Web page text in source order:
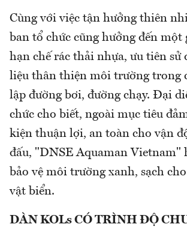
Cùng với việc tận hưởng thiên
ban tổ chức cũng hưởng đến một
hạn chế rác thải nhựa, ưu tiên sử
liệu thân thiện môi trường trong
lập đường bơi, đường chạy. Đại
chức cho biết, ngoài mục tiêu
kiện thuận lợi, an toàn cho vận
đấu, "DNSE Aquaman Vietnam"
bảo vệ môi trường xanh, sạch
vật biển.
DÀN KOLs CÓ TRÌNH ĐỘ